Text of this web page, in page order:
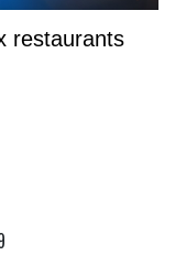
restaurants